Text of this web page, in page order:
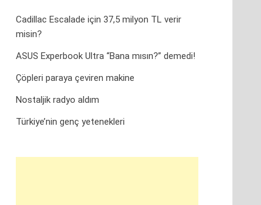
Cadillac Escalade için 37,5 milyon TL verir
misin?
ASUS Experbook Ultra “Bana mısın?” demedi!
Çöpleri paraya çeviren makine
Nostaljik radyo aldım
Türkiye’nin genç yetenekleri